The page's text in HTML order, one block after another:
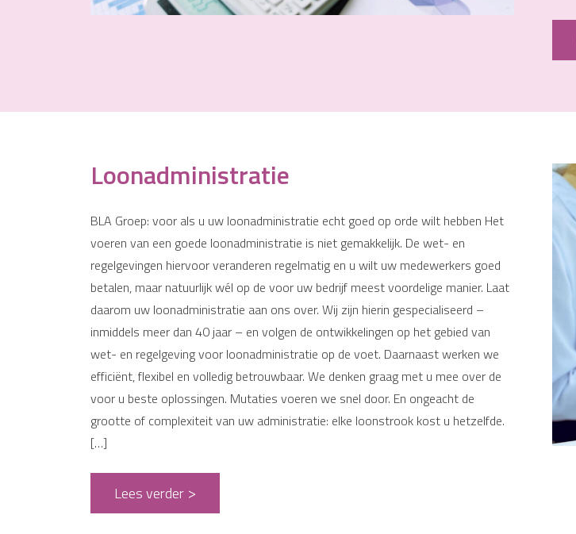
Loonadministratie
BLA Groep: voor als u uw loonadministratie echt goed op orde wilt hebben Het
voeren van een goede loonadministratie is niet gemakkelijk. De wet- en
regelgevingen hiervoor veranderen regelmatig en u wilt uw medewerkers goed
betalen, maar natuurlijk wél op de voor uw bedrijf meest voordelige manier. Laat
daarom uw loonadministratie aan ons over. Wij zijn hierin gespecialiseerd –
inmiddels meer dan 40 jaar – en volgen de ontwikkelingen op het gebied van
wet- en regelgeving voor loonadministratie op de voet. Daarnaast werken we
efficiënt, flexibel en volledig betrouwbaar. We denken graag met u mee over de
voor u beste oplossingen. Mutaties voeren we snel door. En ongeacht de
grootte of complexiteit van uw administratie: elke loonstrook kost u hetzelfde.
[…]
Lees verder